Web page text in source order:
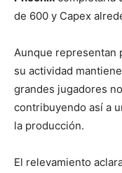
de 600 y Capex
Aunque representan
su actividad
grandes jugadores
contribuyendo así a
la producción.
El relevamiento